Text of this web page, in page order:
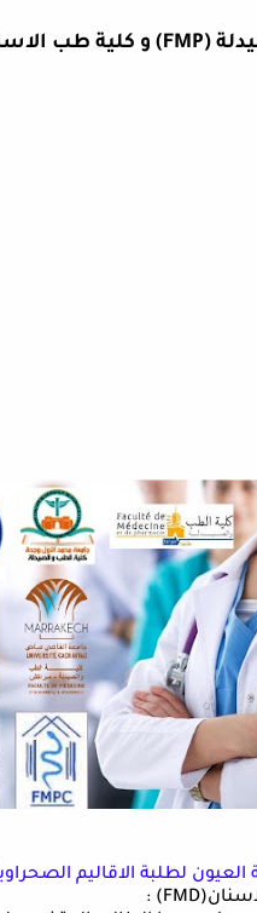
لطلبة الاقاليم
: